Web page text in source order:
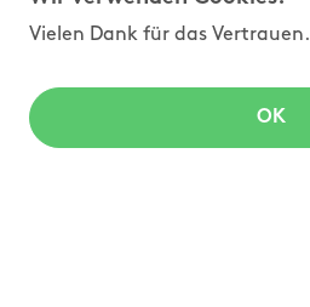
Vielen Dank für das Vertrauen.
OK